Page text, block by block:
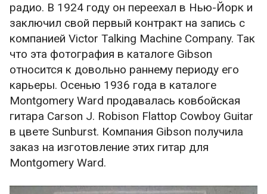
радио. В 1924 году он переехал в Нью-Йорк и
заключил свой первый контракт на запись с
компанией Victor Talking Machine Company. Так
что эта фотография в каталоге Gibson
относится к довольно раннему периоду его
карьеры. Осенью 1936 года в каталоге
Montgomery Ward продавалась ковбойская
гитара Carson J. Robison Flattop Cowboy Guitar
в цвете Sunburst. Компания Gibson получила
заказ на изготовление этих гитар для
Montgomery Ward.